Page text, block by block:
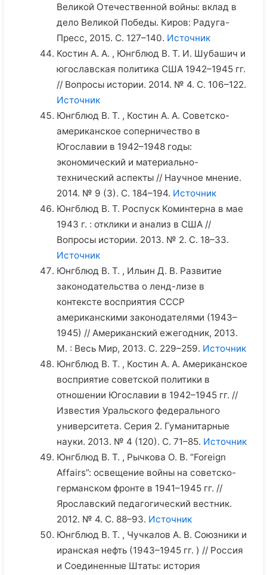
Великой Отечественной войны: вклад в
дело Великой Победы. Киров: Радуга-
Пресс, 2015. С. 127–140. Источник
Костин А. А. , Юнгблюд В. Т. И. Шубашич и
югославская политика США 1942–1945 гг.
// Вопросы истории. 2014. № 4. С. 106–122.
Источник
Юнгблюд В. Т. , Костин А. А. Советско-
американское соперничество в
Югославии в 1942–1948 годы:
экономический и материально-
технический аспекты // Научное мнение.
2014. № 9 (3). С. 184–194. Источник
Юнгблюд В. Т. Роспуск Коминтерна в мае
1943 г. : отклики и анализ в США //
Вопросы истории. 2013. № 2. С. 18–33.
Источник
Юнгблюд В. Т. , Ильин Д. В. Развитие
законодательства о ленд-лизе в
контексте восприятия СССР
американскими законодателями (1943–
1945) // Американский ежегодник, 2013.
М. : Весь Мир, 2013. С. 229–259. Источник
Юнгблюд В. Т. , Костин А. А. Американское
восприятие советской политики в
отношении Югославии в 1942–1945 гг. //
Известия Уральского федерального
университета. Серия 2. Гуманитарные
науки. 2013. № 4 (120). С. 71–85. Источник
Юнгблюд В. Т. , Рычкова О. В. “Foreign
Affairs”: освещение войны на советско-
германском фронте в 1941–1945 гг. //
Ярославский педагогический вестник.
2012. № 4. С. 88–93. Источник
Юнгблюд В. Т. , Чучкалов А. В. Союзники и
иранская нефть (1943–1945 гг. ) // Россия
и Соединенные Штаты: история